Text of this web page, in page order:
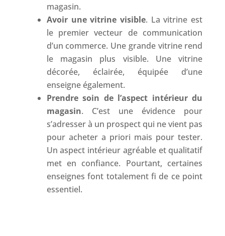
magasin.
Avoir une vitrine visible. La vitrine est
le premier vecteur de communication
d’un commerce. Une grande vitrine rend
le magasin plus visible. Une vitrine
décorée, éclairée, équipée d’une
enseigne également.
Prendre soin de l’aspect intérieur du
magasin. C’est une évidence pour
s’adresser à un prospect qui ne vient pas
pour acheter a priori mais pour tester.
Un aspect intérieur agréable et qualitatif
met en confiance. Pourtant, certaines
enseignes font totalement fi de ce point
essentiel.